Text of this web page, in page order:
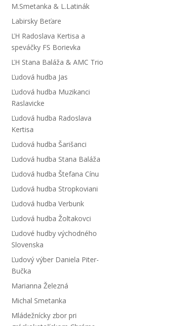
M.Smetanka & L.Latinák
Labirsky Beťare
ĽH Radoslava Kertisa a
speváčky FS Borievka
ĽH Stana Baláža & AMC Trio
Ľudová hudba Jas
Ľudová hudba Muzikanci
Raslavicke
Ľudová hudba Radoslava
Kertisa
Ľudová hudba Šarišanci
Ľudová hudba Stana Baláža
Ľudová hudba Štefana Cínu
Ľudová hudba Stropkoviani
Ľudová hudba Verbunk
Ľudová hudba Žoltakovci
Ľudové hudby východného
Slovenska
Ľudový výber Daniela Piter-
Bučka
Marianna Železná
Michal Smetanka
Mládežnícky zbor pri